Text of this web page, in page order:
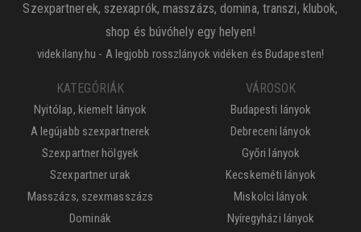
Szexpartnerek, szexaprók, masszázs, domina, transzi, klubok,
shop és búvóhely egy helyen!
videkilany.hu - A legjobb rosszlányok vidéken és Budapesten!
KATEGÓRIÁK
Nyitólap, kiemelt lányok
A legújabb szexpartnerek
Szexpartner hölgyek
Szexpartner urak
Masszázs, szexmasszázs
Dominák
VÁROSOK
Budapesti lányok
Debreceni lányok
Győri lányok
Kecskeméti lányok
Miskolci lányok
Nyíregyházi lányok